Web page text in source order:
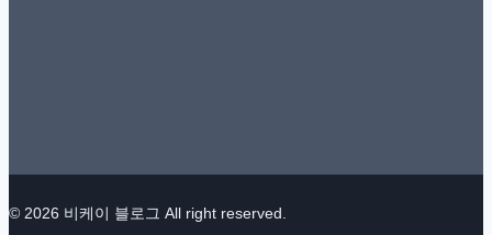
© 2026 비케이 블로그 All right reserved.